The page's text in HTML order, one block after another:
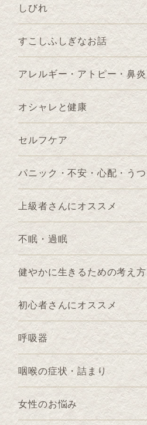
しびれ
すこしふしぎなお話
アレルギー・アトピー・鼻炎
オシャレと健康
セルフケア
パニック・不安・心配・うつ
上級者さんにオススメ
不眠・過眠
健やかに生きるための考え方
初心者さんにオススメ
呼吸器
咽喉の症状・詰まり
女性のお悩み